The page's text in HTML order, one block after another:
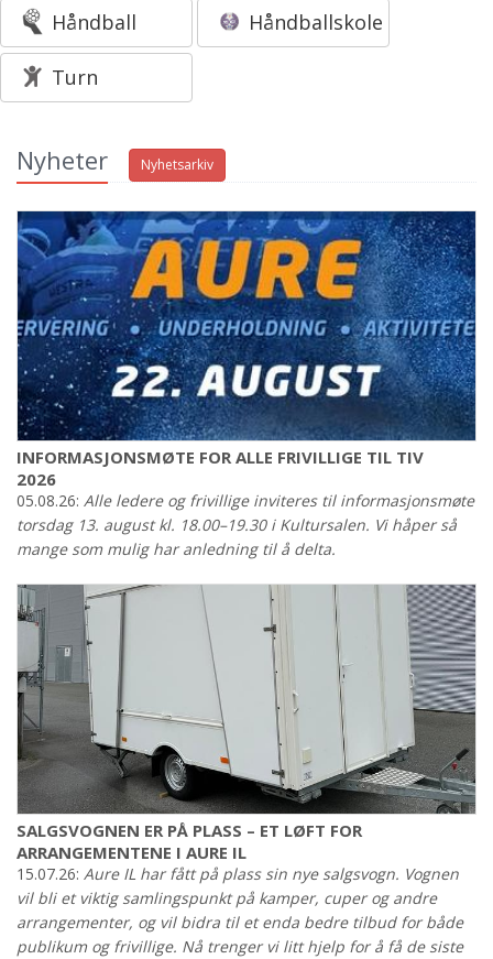
Håndball Håndballskole
Turn
Nyheter Nyhetsarkiv
INFORMASJONSMØTE FOR ALLE FRIVILLIGE TIL TIV
2026
05.08.26: Alle ledere og frivillige inviteres til informasjonsmøte
torsdag 13. august kl. 18.00–19.30 i Kultursalen. Vi håper så
mange som mulig har anledning til å delta.
SALGSVOGNEN ER PÅ PLASS – ET LØFT FOR
ARRANGEMENTENE I AURE IL
15.07.26: Aure IL har fått på plass sin nye salgsvogn. Vognen
vil bli et viktig samlingspunkt på kamper, cuper og andre
arrangementer, og vil bidra til et enda bedre tilbud for både
publikum og frivillige. Nå trenger vi litt hjelp for å få de siste